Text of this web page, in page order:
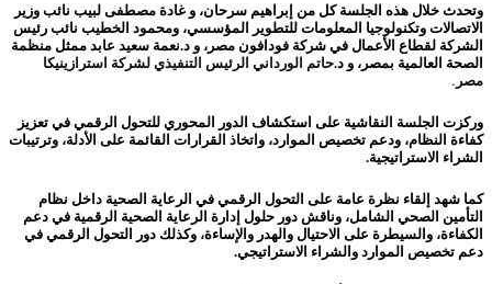
وتحدث خلال هذه الجلسة كل من إبراهيم سرحان، و غادة مصطفى لبيب نائب وزير
الاتصالات وتكنولوجيا المعلومات للتطوير المؤسسي، ومحمود الخطيب نائب رئيس
الشركة لقطاع الأعمال في شركة فودافون مصر، و د.نعمة سعيد عابد ممثل منظمة
الصحة العالمية بمصر، و د.حاتم الورداني الرئيس التنفيذي لشركة استرازينيكا
مصر.
وركزت الجلسة النقاشية على استكشاف الدور المحوري للتحول الرقمي في تعزيز
كفاءة النظام، ودعم تخصيص الموارد، واتخاذ القرارات القائمة على الأدلة، وترتيبات
الشراء الاستراتيجية.
كما شهد إلقاء نظرة عامة على التحول الرقمي في الرعاية الصحية داخل نظام
التأمين الصحي الشامل، وناقش دور حلول إدارة الرعاية الصحية الرقمية في دعم
الكفاءة، والسيطرة على الاحتيال والهدر والإساءة، وكذلك دور التحول الرقمي في
دعم تخصيص الموارد والشراء الاستراتيجي.